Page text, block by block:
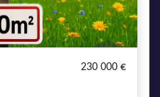
230 000 €